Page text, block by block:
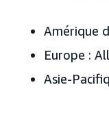
Amérique
Europe :
Asie-